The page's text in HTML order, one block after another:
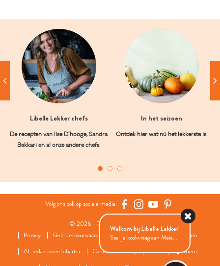
Libelle Lekker chefs
De recepten van Ilse D’hooge, Sandra
Bekkari en al onze andere chefs.
In het seizoen
Ontdek hier wat nú het lekkerste is.
Volg ons ook op sociale media:
© 2026 - Roularta Media Group
Privacy
Gebruiksvoorwaarden Cookies
Cookies instellingen
AI: redactioneel charter
Contact FAQ
Wedstrijdreglement
Welkom bij Libelle Lekker!
Stel je kookvraag aan Maia...